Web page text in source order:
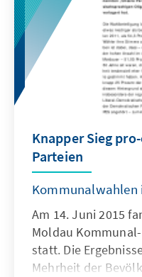
Knapper Sieg
Parteien
Kommunalwahlen
Am 14. Juni 2015
Moldau
statt. Die
Mehrheit der